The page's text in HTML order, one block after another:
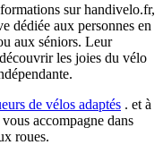
sur handivelo.fr,
dédiée aux personnes en
aux séniors. Leur
les joies du vélo
de vélos adaptés . et à
accompagne dans
roues.